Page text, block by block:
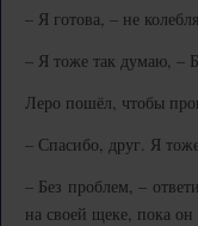
– Я готова, – не
– Я тоже так думаю, –
Леро пошёл, чтобы
– Спасибо, друг. Я
– Без проблем, –
на своей щеке, пока